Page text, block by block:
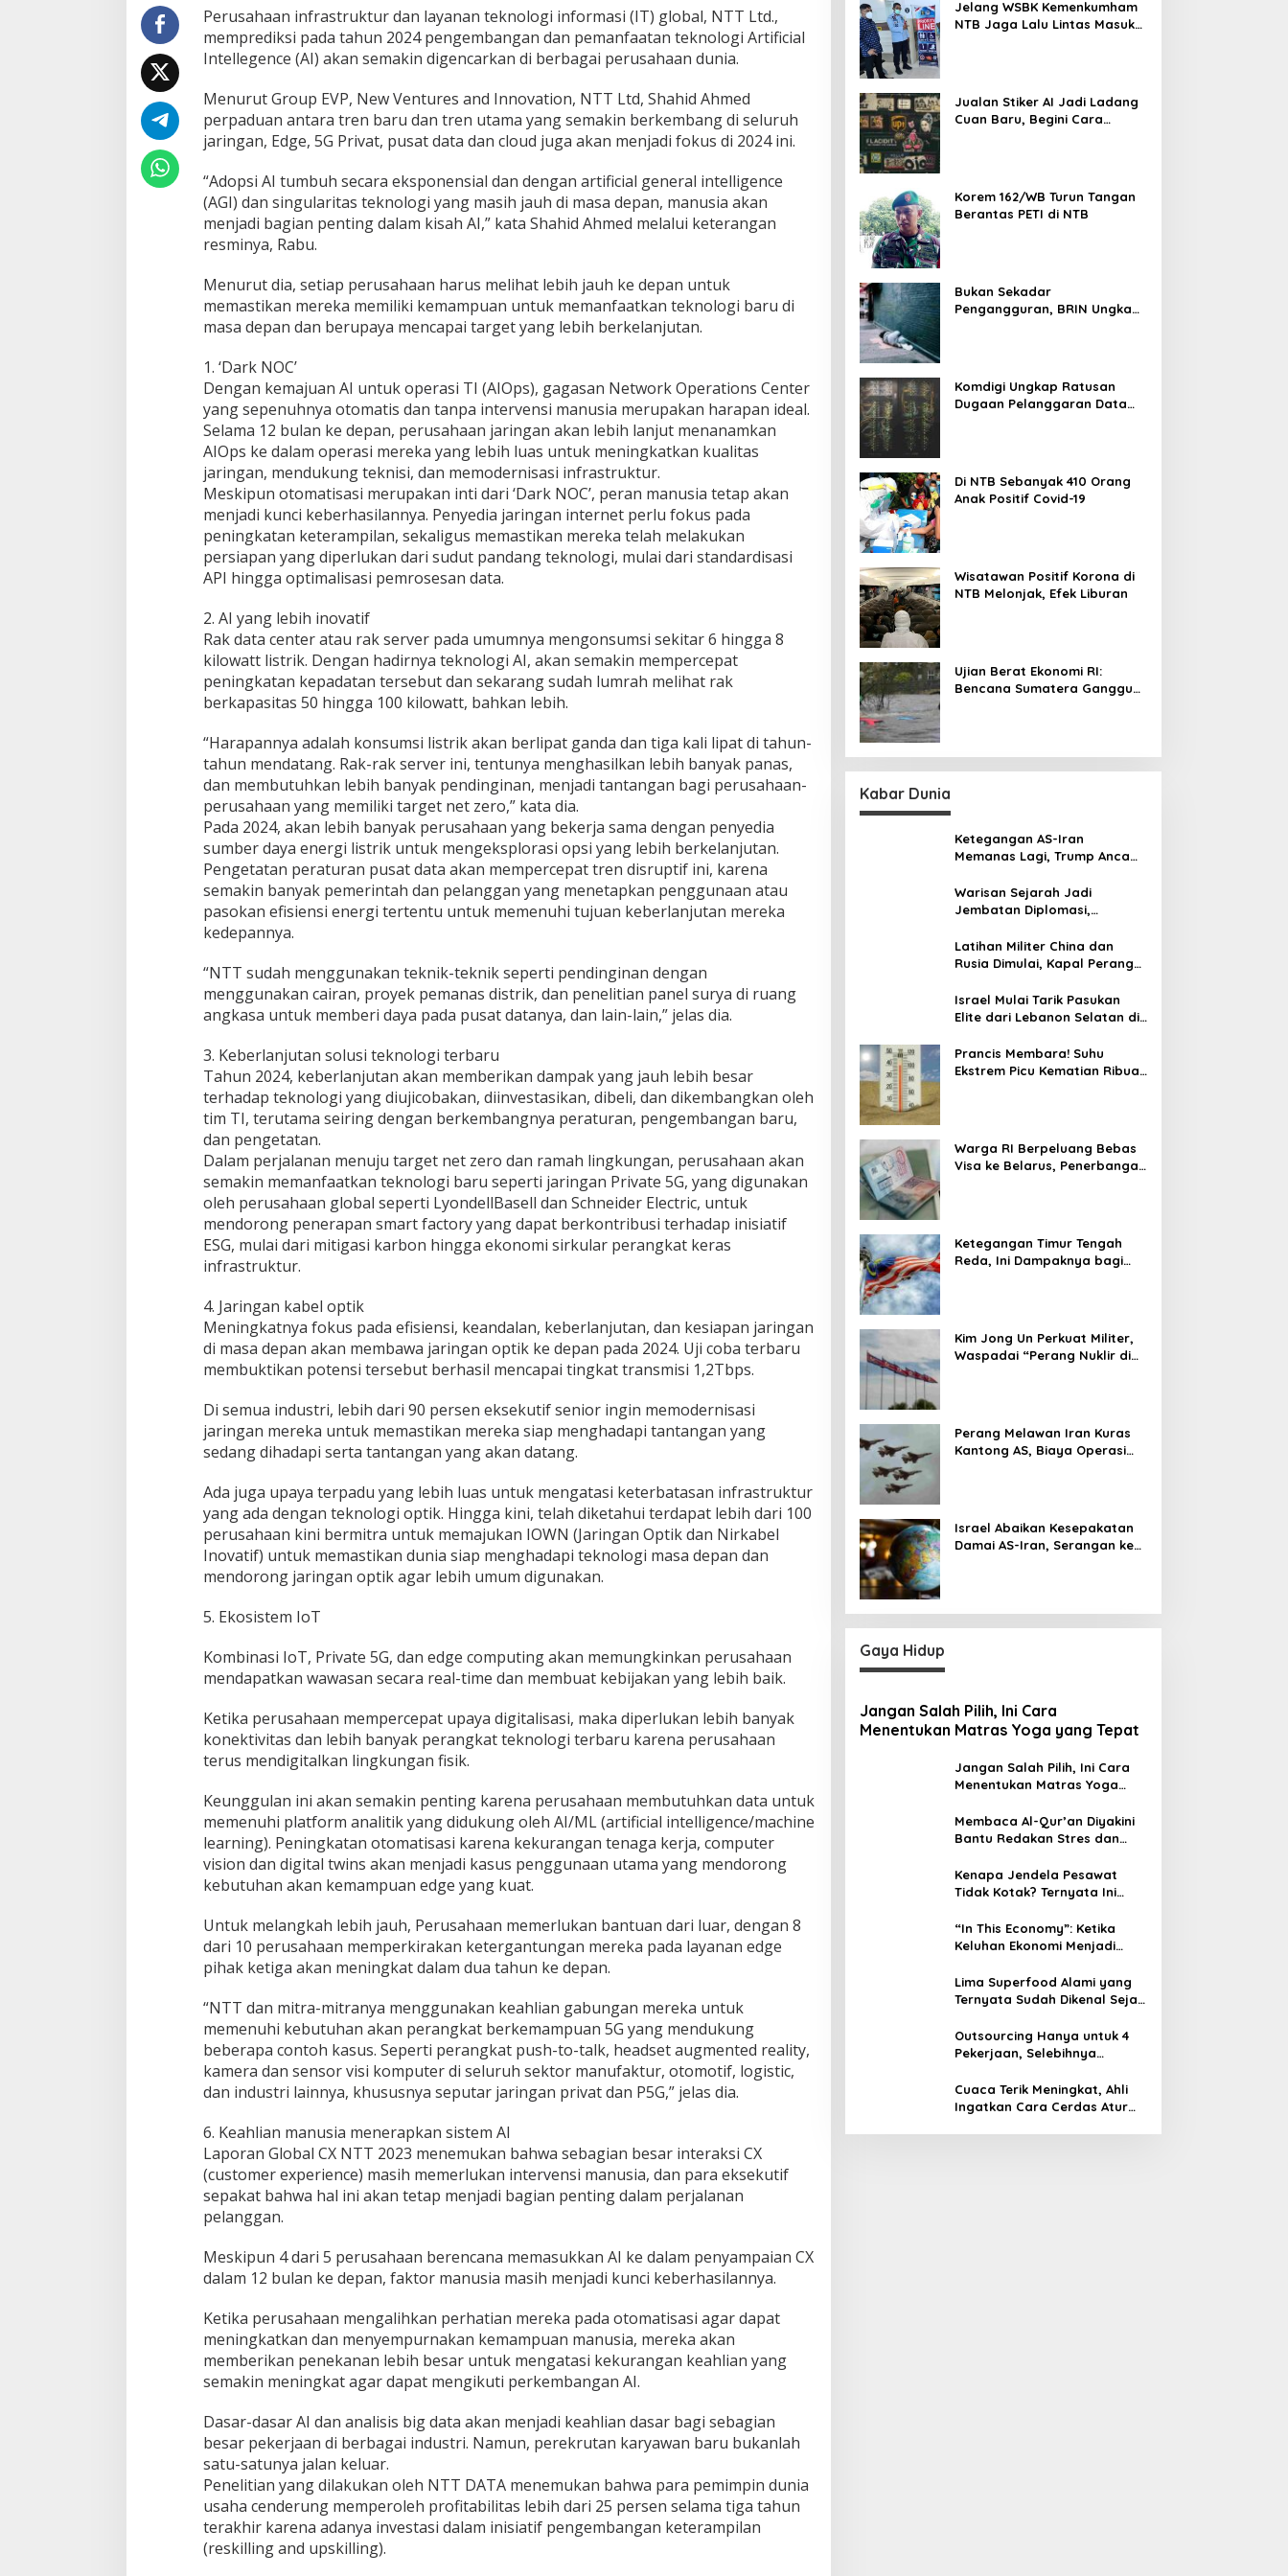
Perusahaan infrastruktur dan layanan teknologi informasi (IT) global, NTT Ltd.,
memprediksi pada tahun 2024 pengembangan dan pemanfaatan teknologi Artificial
Intellegence (AI) akan semakin digencarkan di berbagai perusahaan dunia.
Menurut Group EVP, New Ventures and Innovation, NTT Ltd, Shahid Ahmed
perpaduan antara tren baru dan tren utama yang semakin berkembang di seluruh
jaringan, Edge, 5G Privat, pusat data dan cloud juga akan menjadi fokus di 2024 ini.
“Adopsi AI tumbuh secara eksponensial dan dengan artificial general intelligence
(AGI) dan singularitas teknologi yang masih jauh di masa depan, manusia akan
menjadi bagian penting dalam kisah AI,” kata Shahid Ahmed melalui keterangan
resminya, Rabu.
Menurut dia, setiap perusahaan harus melihat lebih jauh ke depan untuk
memastikan mereka memiliki kemampuan untuk memanfaatkan teknologi baru di
masa depan dan berupaya mencapai target yang lebih berkelanjutan.
1. ‘Dark NOC’
Dengan kemajuan AI untuk operasi TI (AIOps), gagasan Network Operations Center
yang sepenuhnya otomatis dan tanpa intervensi manusia merupakan harapan ideal.
Selama 12 bulan ke depan, perusahaan jaringan akan lebih lanjut menanamkan
AIOps ke dalam operasi mereka yang lebih luas untuk meningkatkan kualitas
jaringan, mendukung teknisi, dan memodernisasi infrastruktur.
Meskipun otomatisasi merupakan inti dari ‘Dark NOC’, peran manusia tetap akan
menjadi kunci keberhasilannya. Penyedia jaringan internet perlu fokus pada
peningkatan keterampilan, sekaligus memastikan mereka telah melakukan
persiapan yang diperlukan dari sudut pandang teknologi, mulai dari standardisasi
API hingga optimalisasi pemrosesan data.
2. AI yang lebih inovatif
Rak data center atau rak server pada umumnya mengonsumsi sekitar 6 hingga 8
kilowatt listrik. Dengan hadirnya teknologi AI, akan semakin mempercepat
peningkatan kepadatan tersebut dan sekarang sudah lumrah melihat rak
berkapasitas 50 hingga 100 kilowatt, bahkan lebih.
“Harapannya adalah konsumsi listrik akan berlipat ganda dan tiga kali lipat di tahun-
tahun mendatang. Rak-rak server ini, tentunya menghasilkan lebih banyak panas,
dan membutuhkan lebih banyak pendinginan, menjadi tantangan bagi perusahaan-
perusahaan yang memiliki target net zero,” kata dia.
Pada 2024, akan lebih banyak perusahaan yang bekerja sama dengan penyedia
sumber daya energi listrik untuk mengeksplorasi opsi yang lebih berkelanjutan.
Pengetatan peraturan pusat data akan mempercepat tren disruptif ini, karena
semakin banyak pemerintah dan pelanggan yang menetapkan penggunaan atau
pasokan efisiensi energi tertentu untuk memenuhi tujuan keberlanjutan mereka
kedepannya.
“NTT sudah menggunakan teknik-teknik seperti pendinginan dengan
menggunakan cairan, proyek pemanas distrik, dan penelitian panel surya di ruang
angkasa untuk memberi daya pada pusat datanya, dan lain-lain,” jelas dia.
3. Keberlanjutan solusi teknologi terbaru
Tahun 2024, keberlanjutan akan memberikan dampak yang jauh lebih besar
terhadap teknologi yang diujicobakan, diinvestasikan, dibeli, dan dikembangkan oleh
tim TI, terutama seiring dengan berkembangnya peraturan, pengembangan baru,
dan pengetatan.
Dalam perjalanan menuju target net zero dan ramah lingkungan, perusahaan akan
semakin memanfaatkan teknologi baru seperti jaringan Private 5G, yang digunakan
oleh perusahaan global seperti LyondellBasell dan Schneider Electric, untuk
mendorong penerapan smart factory yang dapat berkontribusi terhadap inisiatif
ESG, mulai dari mitigasi karbon hingga ekonomi sirkular perangkat keras
infrastruktur.
4. Jaringan kabel optik
Meningkatnya fokus pada efisiensi, keandalan, keberlanjutan, dan kesiapan jaringan
di masa depan akan membawa jaringan optik ke depan pada 2024. Uji coba terbaru
membuktikan potensi tersebut berhasil mencapai tingkat transmisi 1,2Tbps.
Di semua industri, lebih dari 90 persen eksekutif senior ingin memodernisasi
jaringan mereka untuk memastikan mereka siap menghadapi tantangan yang
sedang dihadapi serta tantangan yang akan datang.
Ada juga upaya terpadu yang lebih luas untuk mengatasi keterbatasan infrastruktur
yang ada dengan teknologi optik. Hingga kini, telah diketahui terdapat lebih dari 100
perusahaan kini bermitra untuk memajukan IOWN (Jaringan Optik dan Nirkabel
Inovatif) untuk memastikan dunia siap menghadapi teknologi masa depan dan
mendorong jaringan optik agar lebih umum digunakan.
5. Ekosistem IoT
Kombinasi IoT, Private 5G, dan edge computing akan memungkinkan perusahaan
mendapatkan wawasan secara real-time dan membuat kebijakan yang lebih baik.
Ketika perusahaan mempercepat upaya digitalisasi, maka diperlukan lebih banyak
konektivitas dan lebih banyak perangkat teknologi terbaru karena perusahaan
terus mendigitalkan lingkungan fisik.
Keunggulan ini akan semakin penting karena perusahaan membutuhkan data untuk
memenuhi platform analitik yang didukung oleh AI/ML (artificial intelligence/machine
learning). Peningkatan otomatisasi karena kekurangan tenaga kerja, computer
vision dan digital twins akan menjadi kasus penggunaan utama yang mendorong
kebutuhan akan kemampuan edge yang kuat.
Untuk melangkah lebih jauh, Perusahaan memerlukan bantuan dari luar, dengan 8
dari 10 perusahaan memperkirakan ketergantungan mereka pada layanan edge
pihak ketiga akan meningkat dalam dua tahun ke depan.
“NTT dan mitra-mitranya menggunakan keahlian gabungan mereka untuk
memenuhi kebutuhan akan perangkat berkemampuan 5G yang mendukung
beberapa contoh kasus. Seperti perangkat push-to-talk, headset augmented reality,
kamera dan sensor visi komputer di seluruh sektor manufaktur, otomotif, logistic,
dan industri lainnya, khususnya seputar jaringan privat dan P5G,” jelas dia.
6. Keahlian manusia menerapkan sistem AI
Laporan Global CX NTT 2023 menemukan bahwa sebagian besar interaksi CX
(customer experience) masih memerlukan intervensi manusia, dan para eksekutif
sepakat bahwa hal ini akan tetap menjadi bagian penting dalam perjalanan
pelanggan.
Meskipun 4 dari 5 perusahaan berencana memasukkan AI ke dalam penyampaian CX
dalam 12 bulan ke depan, faktor manusia masih menjadi kunci keberhasilannya.
Ketika perusahaan mengalihkan perhatian mereka pada otomatisasi agar dapat
meningkatkan dan menyempurnakan kemampuan manusia, mereka akan
memberikan penekanan lebih besar untuk mengatasi kekurangan keahlian yang
semakin meningkat agar dapat mengikuti perkembangan AI.
Dasar-dasar AI dan analisis big data akan menjadi keahlian dasar bagi sebagian
besar pekerjaan di berbagai industri. Namun, perekrutan karyawan baru bukanlah
satu-satunya jalan keluar.
Penelitian yang dilakukan oleh NTT DATA menemukan bahwa para pemimpin dunia
usaha cenderung memperoleh profitabilitas lebih dari 25 persen selama tiga tahun
terakhir karena adanya investasi dalam inisiatif pengembangan keterampilan
(reskilling and upskilling).
Jelang WSBK Kemenkumham
NTB Jaga Lalu Lintas Masuk
Jualan Stiker AI Jadi Ladang
Cuan Baru, Begini Cara
Korem 162/WB Turun Tangan
Berantas PETI di NTB
Bukan Sekadar
Pengangguran, BRIN Ungkap
Komdigi Ungkap Ratusan
Dugaan Pelanggaran Data
Di NTB Sebanyak 410 Orang
Anak Positif Covid-19
Wisatawan Positif Korona di
NTB Melonjak, Efek Liburan
Ujian Berat Ekonomi RI:
Bencana Sumatera Ganggu
Kabar Dunia
Ketegangan AS-Iran
Memanas Lagi, Trump Ancam
Warisan Sejarah Jadi
Jembatan Diplomasi,
Konservasi Prambanan
Latihan Militer China dan
Rusia Dimulai, Kapal Perang
Dikerahkan
Israel Mulai Tarik Pasukan
Elite dari Lebanon Selatan di
Hizbullah
Prancis Membara! Suhu
Ekstrem Picu Kematian Ribuan
Warga RI Berpeluang Bebas
Visa ke Belarus, Penerbangan
Ketegangan Timur Tengah
Reda, Ini Dampaknya bagi
Kim Jong Un Perkuat Militer,
Waspadai “Perang Nuklir di
Perang Melawan Iran Kuras
Kantong AS, Biaya Operasi
Israel Abaikan Kesepakatan
Damai AS-Iran, Serangan ke
Gaya Hidup
Jangan Salah Pilih, Ini Cara
Menentukan Matras Yoga yang Tepat
Jangan Salah Pilih, Ini Cara
Menentukan Matras Yoga
Membaca Al-Qur’an Diyakini
Bantu Redakan Stres dan
Kenapa Jendela Pesawat
Tidak Kotak? Ternyata Ini
“In This Economy”: Ketika
Keluhan Ekonomi Menjadi
Memandangnya?
Lima Superfood Alami yang
Ternyata Sudah Dikenal Sejak
Ditemukan dan Kaya Manfaat
Outsourcing Hanya untuk 4
Pekerjaan, Selebihnya
Cuaca Terik Meningkat, Ahli
Ingatkan Cara Cerdas Atur